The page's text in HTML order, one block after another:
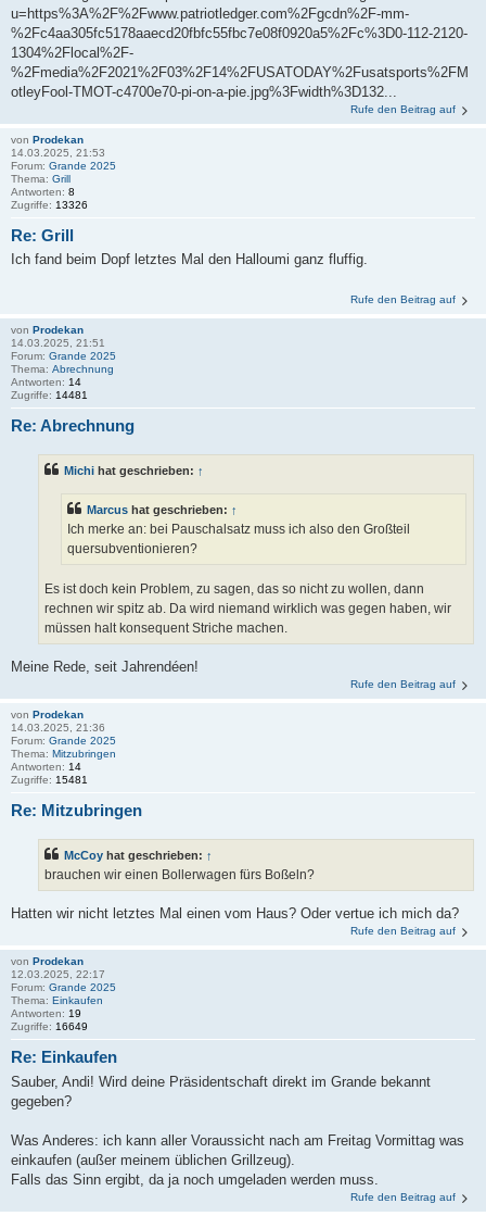
u=https%3A%2F%2Fwww.patriotledger.com%2Fgcdn%2F-mm-
%2Fc4aa305fc5178aaecd20fbfc55fbc7e08f0920a5%2Fc%3D0-112-2120-
1304%2Flocal%2F-
%2Fmedia%2F2021%2F03%2F14%2FUSATODAY%2Fusatsports%2FM
otleyFool-TMOT-c4700e70-pi-on-a-pie.jpg%3Fwidth%3D132...
Rufe den Beitrag auf
von Prodekan
14.03.2025, 21:53
Forum: Grande 2025
Thema: Grill
Antworten: 8
Zugriffe: 13326
Re: Grill
Ich fand beim Dopf letztes Mal den Halloumi ganz fluffig.
Rufe den Beitrag auf
von Prodekan
14.03.2025, 21:51
Forum: Grande 2025
Thema: Abrechnung
Antworten: 14
Zugriffe: 14481
Re: Abrechnung
Michi hat geschrieben: ↑
Marcus hat geschrieben: ↑
Ich merke an: bei Pauschalsatz muss ich also den Großteil
quersubventionieren?
Es ist doch kein Problem, zu sagen, das so nicht zu wollen, dann
rechnen wir spitz ab. Da wird niemand wirklich was gegen haben, wir
müssen halt konsequent Striche machen.
Meine Rede, seit Jahrendéen!
Rufe den Beitrag auf
von Prodekan
14.03.2025, 21:36
Forum: Grande 2025
Thema: Mitzubringen
Antworten: 14
Zugriffe: 15481
Re: Mitzubringen
McCoy hat geschrieben: ↑
brauchen wir einen Bollerwagen fürs Boßeln?
Hatten wir nicht letztes Mal einen vom Haus? Oder vertue ich mich da?
Rufe den Beitrag auf
von Prodekan
12.03.2025, 22:17
Forum: Grande 2025
Thema: Einkaufen
Antworten: 19
Zugriffe: 16649
Re: Einkaufen
Sauber, Andi! Wird deine Präsidentschaft direkt im Grande bekannt
gegeben?
Was Anderes: ich kann aller Voraussicht nach am Freitag Vormittag was
einkaufen (außer meinem üblichen Grillzeug).
Falls das Sinn ergibt, da ja noch umgeladen werden muss.
Rufe den Beitrag auf